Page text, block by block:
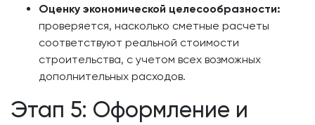
Оценку экономической целесообразности:
проверяется, насколько сметные расчеты
соответствуют реальной стоимости
строительства, с учетом всех возможных
дополнительных расходов.
Этап 5: Оформление и